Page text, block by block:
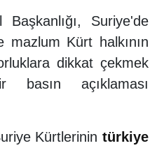
Başkanlığı, Suriye'de
Kürt halkının
dikkat çekmek
basın açıklaması
Kürtlerinin türkiye